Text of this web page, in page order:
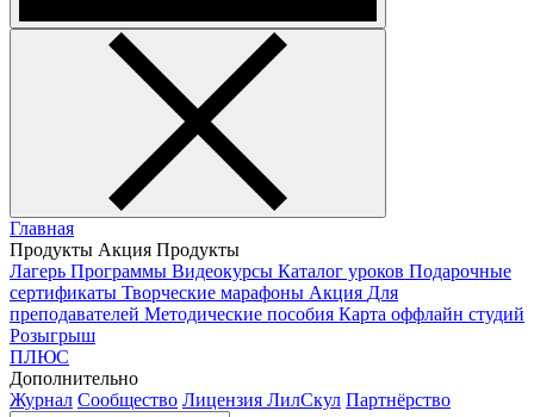
Главная
Продукты Акция Продукты
Лагерь Программы Видеокурсы Каталог уроков Подарочные
сертификаты Творческие марафоны Акция Для
преподавателей Методические пособия Карта оффлайн студий
Розыгрыш
ПЛЮС
Дополнительно
Журнал Сообщество Лицензия ЛилСкул Партнёрство